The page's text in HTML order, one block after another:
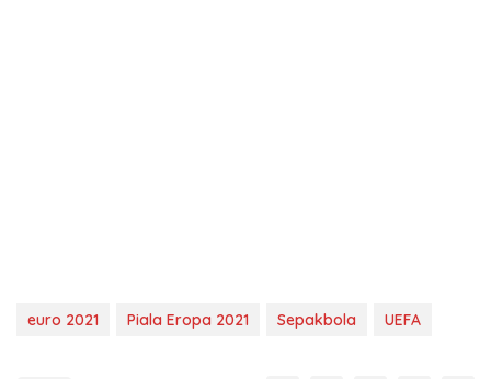
euro 2021 Piala Eropa 2021 Sepakbola UEFA